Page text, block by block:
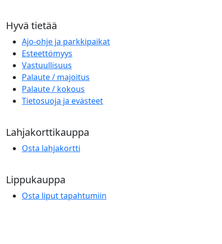
Hyvä tietää
Ajo-ohje ja parkkipaikat
Esteettömyys
Vastuullisuus
Palaute / majoitus
Palaute / kokous
Tietosuoja ja evästeet
Lahjakorttikauppa
Osta lahjakortti
Lippukauppa
Osta liput tapahtumiin